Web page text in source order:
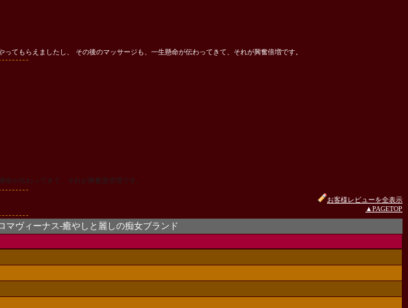
てもらえましたし、 その後のマッサージも、一生懸命が伝わってきて、それが興奮倍増です。
が伝わってきて、それが興奮度倍増です。
お客様レビューを全表示
▲PAGETOP
ーナス-癒やしと麗しの痴女ブランド